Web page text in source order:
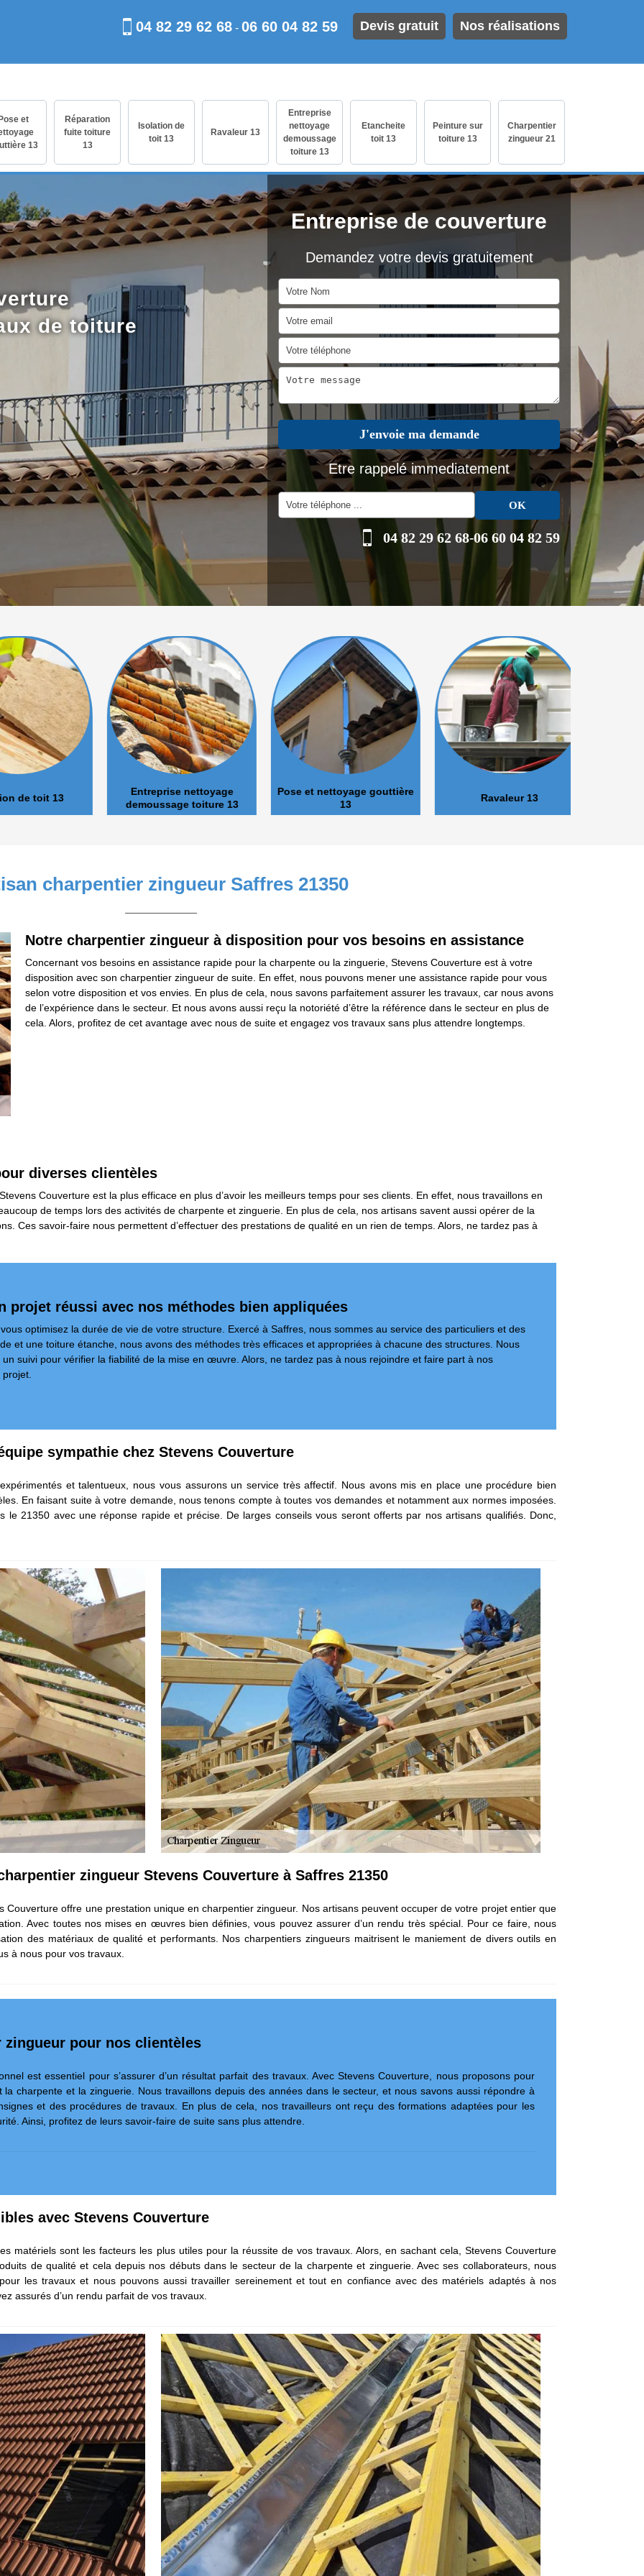
Devis gratuit Nos réalisations
04 82 29 62 68 - 06 60 04 82 59
Pose et
13
Réparation
fuite toiture
13
Isolation de
toit 13
Ravaleur 13
Entreprise
nettoyage
demoussage
toiture 13
Etancheite
toit 13
Peinture sur
toiture 13
Charpentier
zingueur 21
Entreprise de couverture
Demandez votre devis gratuitement
Etre rappelé immediatement
04 82 29 62 68-06 60 04 82 59
de toiture
toit 13
Entreprise nettoyage
demoussage toiture 13
Pose et nettoyage gouttière
Ravaleur 13
charpentier zingueur Saffres 21350
Notre charpentier zingueur à disposition pour vos besoins en assistance
Concernant vos besoins en assistance rapide pour la charpente ou la zinguerie, Stevens Couverture est à votre
disposition avec son charpentier zingueur de suite. En effet, nous pouvons mener une assistance rapide pour vous
selon votre disposition et vos envies. En plus de cela, nous savons parfaitement assurer les travaux, car nous avons
de l’expérience dans le secteur. Et nous avons aussi reçu la notoriété d’être la référence dans le secteur en plus de
cela. Alors, profitez de cet avantage avec nous de suite et engagez vos travaux sans plus attendre longtemps.
diverses clientèles
Couverture est la plus efficace en plus d’avoir les meilleurs temps pour ses clients. En effet, nous travaillons en
de temps lors des activités de charpente et zinguerie. En plus de cela, nos artisans savent aussi opérer de la
Ces savoir-faire nous permettent d’effectuer des prestations de qualité en un rien de temps. Alors, ne tardez pas à
projet réussi avec nos méthodes bien appliquées
optimisez la durée de vie de votre structure. Exercé à Saffres, nous sommes au service des particuliers et des
et une toiture étanche, nous avons des méthodes très efficaces et appropriées à chacune des structures. Nous
suivi pour vérifier la fiabilité de la mise en œuvre. Alors, ne tardez pas à nous rejoindre et faire part à nos
sympathie chez Stevens Couverture
et talentueux, nous vous assurons un service très affectif. Nous avons mis en place une procédure bien
En faisant suite à votre demande, nous tenons compte à toutes vos demandes et notamment aux normes imposées.
le 21350 avec une réponse rapide et précise. De larges conseils vous seront offerts par nos artisans qualifiés. Donc,
zingueur Stevens Couverture à Saffres 21350
Couverture offre une prestation unique en charpentier zingueur. Nos artisans peuvent occuper de votre projet entier que
Avec toutes nos mises en œuvres bien définies, vous pouvez assurer d’un rendu très spécial. Pour ce faire, nous
des matériaux de qualité et performants. Nos charpentiers zingueurs maitrisent le maniement de divers outils en
à nous pour vos travaux.
pour nos clientèles
est essentiel pour s’assurer d’un résultat parfait des travaux. Avec Stevens Couverture, nous proposons pour
charpente et la zinguerie. Nous travaillons depuis des années dans le secteur, et nous savons aussi répondre à
et des procédures de travaux. En plus de cela, nos travailleurs ont reçu des formations adaptées pour les
Ainsi, profitez de leurs savoir-faire de suite sans plus attendre.
avec Stevens Couverture
matériels sont les facteurs les plus utiles pour la réussite de vos travaux. Alors, en sachant cela, Stevens Couverture
de qualité et cela depuis nos débuts dans le secteur de la charpente et zinguerie. Avec ses collaborateurs, nous
les travaux et nous pouvons aussi travailler sereinement et tout en confiance avec des matériels adaptés à nos
assurés d’un rendu parfait de vos travaux.